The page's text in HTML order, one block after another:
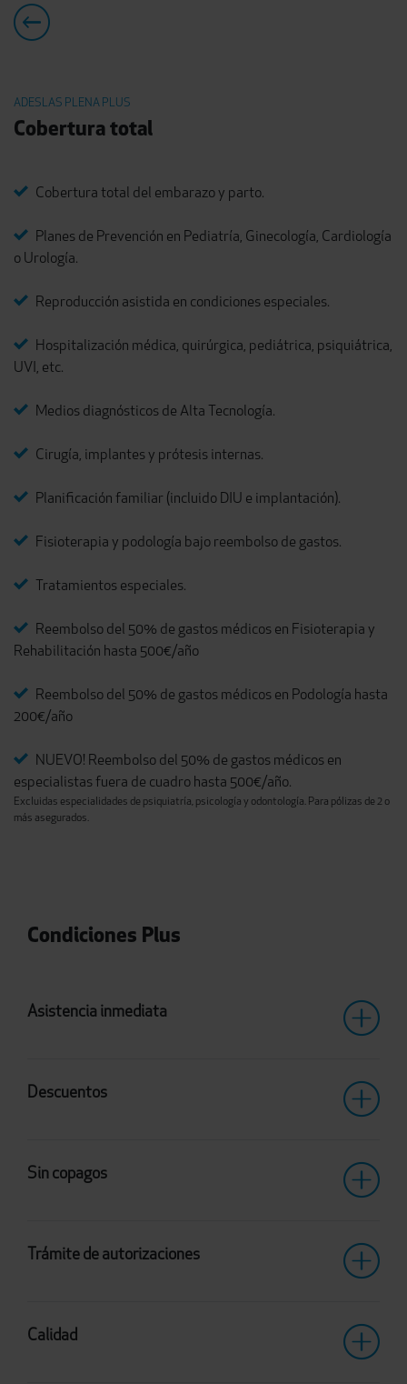
ADESLAS PLENA PLUS
Cobertura total
Cobertura total del embarazo y parto.
Planes de Prevención en Pediatría, Ginecología, Cardiología
o Urología.
Reproducción asistida en condiciones especiales.
Hospitalización médica, quirúrgica, pediátrica, psiquiátrica,
UVI, etc.
Medios diagnósticos de Alta Tecnología.
Cirugía, implantes y prótesis internas.
Planificación familiar (incluido DIU e implantación).
Fisioterapia y podología bajo reembolso de gastos.
Tratamientos especiales.
Reembolso del 50% de gastos médicos en Fisioterapia y
Rehabilitación hasta 500€/año
Reembolso del 50% de gastos médicos en Podología hasta
200€/año
NUEVO! Reembolso del 50% de gastos médicos en
especialistas fuera de cuadro hasta 500€/año.
Excluidas especialidades de psiquiatría, psicología y odontología. Para pólizas de 2 o
más asegurados.
Condiciones Plus
Asistencia inmediata
Descuentos
Sin copagos
Trámite de autorizaciones
Calidad